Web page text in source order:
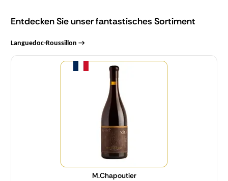
Entdecken Sie unser fantastisches Sortiment
Languedoc-Roussillon →
M.Chapoutier
Menge